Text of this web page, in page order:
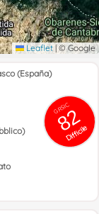
Leaflet |© Google
GRSIC
82
Difficile
(España)